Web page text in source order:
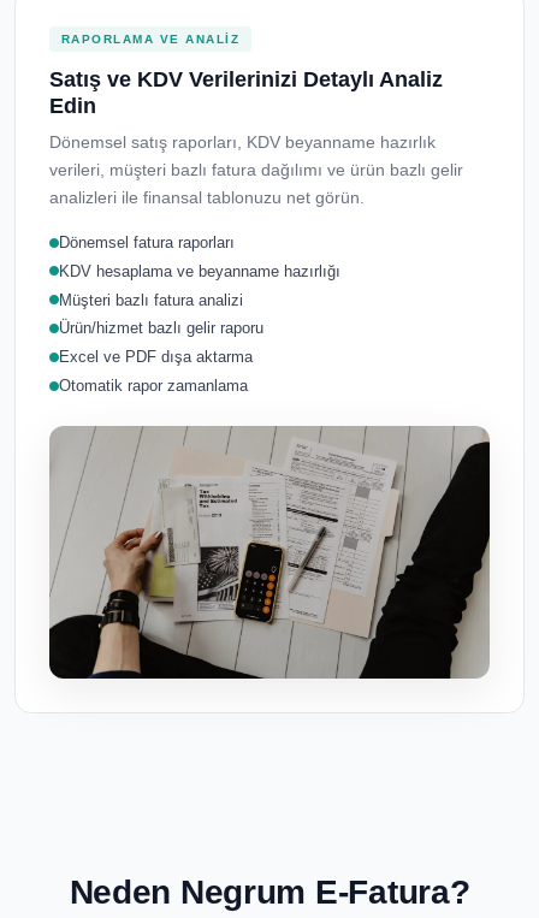
RAPORLAMA VE ANALIZ
Satış ve KDV Verilerinizi Detaylı Analiz
Edin
Dönemsel satış raporları, KDV beyanname hazırlık
verileri, müşteri bazlı fatura dağılımı ve ürün bazlı gelir
analizleri ile finansal tablonuzu net görün.
Dönemsel fatura raporları
KDV hesaplama ve beyanname hazırlığı
Müşteri bazlı fatura analizi
Ürün/hizmet bazlı gelir raporu
Excel ve PDF dışa aktarma
Otomatik rapor zamanlama
Neden Negrum E-Fatura?